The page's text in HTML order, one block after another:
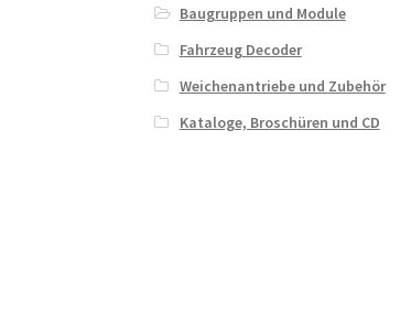
Baugruppen und Module
Fahrzeug Decoder
Weichenantriebe und Zubehör
Kataloge, Broschüren und CD